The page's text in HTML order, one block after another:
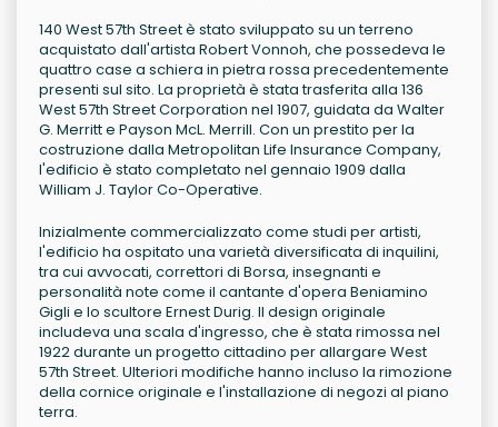
140 West 57th Street è stato sviluppato su un terreno
acquistato dall'artista Robert Vonnoh, che possedeva le
quattro case a schiera in pietra rossa precedentemente
presenti sul sito. La proprietà è stata trasferita alla 136
West 57th Street Corporation nel 1907, guidata da Walter
G. Merritt e Payson McL. Merrill. Con un prestito per la
costruzione dalla Metropolitan Life Insurance Company,
l'edificio è stato completato nel gennaio 1909 dalla
William J. Taylor Co-Operative.
Inizialmente commercializzato come studi per artisti,
l'edificio ha ospitato una varietà diversificata di inquilini,
tra cui avvocati, correttori di Borsa, insegnanti e
personalità note come il cantante d'opera Beniamino
Gigli e lo scultore Ernest Durig. Il design originale
includeva una scala d'ingresso, che è stata rimossa nel
1922 durante un progetto cittadino per allargare West
57th Street. Ulteriori modifiche hanno incluso la rimozione
della cornice originale e l'installazione di negozi al piano
terra.